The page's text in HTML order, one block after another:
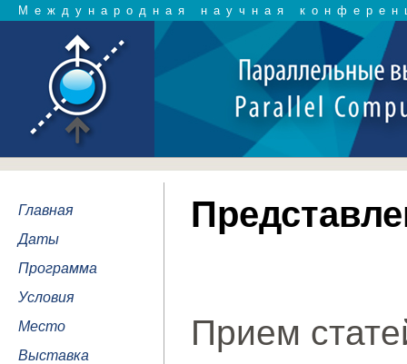
Международная научная
Главная
Даты
Программа
Условия
Место
Выставка
Прием